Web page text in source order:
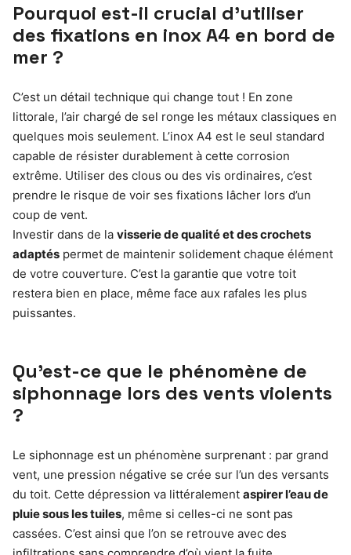
Pourquoi est-il crucial d’utiliser
des fixations en inox A4 en bord de
mer ?
C’est un détail technique qui change tout ! En zone
littorale, l’air chargé de sel ronge les métaux classiques en
quelques mois seulement. L’inox A4 est le seul standard
capable de résister durablement à cette corrosion
extrême. Utiliser des clous ou des vis ordinaires, c’est
prendre le risque de voir ses fixations lâcher lors d’un
coup de vent.
Investir dans de la visserie de qualité et des crochets
adaptés permet de maintenir solidement chaque élément
de votre couverture. C’est la garantie que votre toit
restera bien en place, même face aux rafales les plus
puissantes.
Qu’est-ce que le phénomène de
siphonnage lors des vents violents
?
Le siphonnage est un phénomène surprenant : par grand
vent, une pression négative se crée sur l’un des versants
du toit. Cette dépression va littéralement aspirer l’eau de
pluie sous les tuiles, même si celles-ci ne sont pas
cassées. C’est ainsi que l’on se retrouve avec des